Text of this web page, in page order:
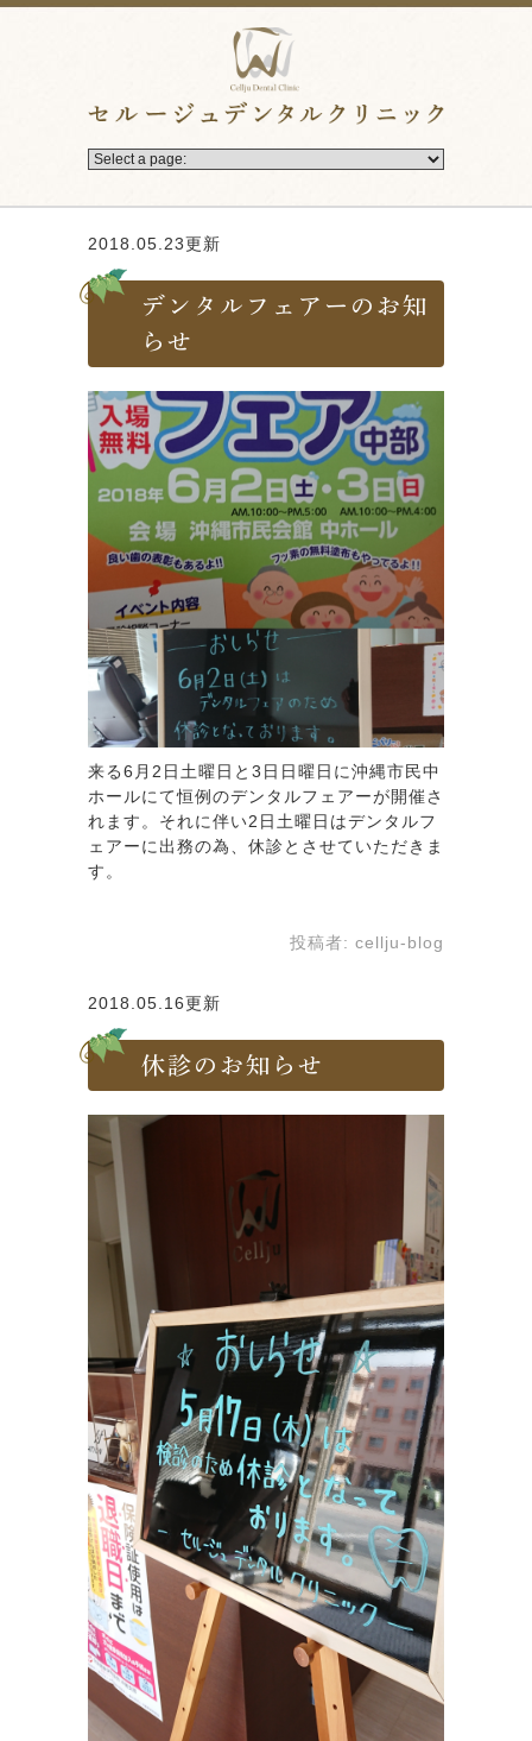
2018.05.23更新
デンタルフェアーのお知
らせ
来る6月2日土曜日と3日日曜日に沖縄市民中
ホールにて恒例のデンタルフェアーが開催さ
れます。それに伴い2日土曜日はデンタルフ
ェアーに出務の為、休診とさせていただきま
す。
投稿者: cellju-blog
2018.05.16更新
休診のお知らせ